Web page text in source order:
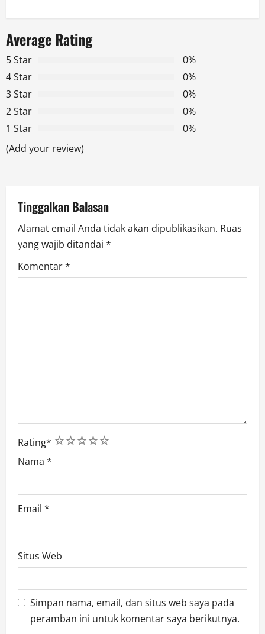
v
i
g
a
t
i
n
Average Rating
5 Star
0%
4 Star
0%
3 Star
0%
2 Star
0%
1 Star
0%
(Add your review)
Tinggalkan Balasan
Alamat email Anda tidak akan dipublikasikan. Ruas
yang wajib ditandai *
Komentar*
Rating* 5
4
3
2
1
Nama *
Email *
Situs Web
Simpan nama, email, dan situs web saya pada
peramban ini untuk komentar saya berikutnya.